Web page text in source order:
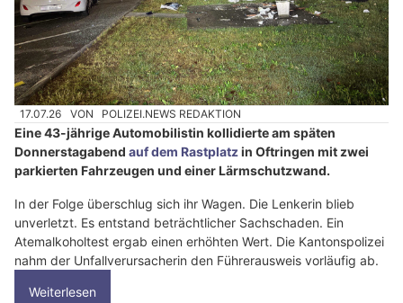
17.07.26 VON POLIZEI.NEWS REDAKTION
Eine 43-jährige Automobilistin kollidierte am späten
Donnerstagabend auf dem Rastplatzin Oftringen mit zwei
parkierten Fahrzeugen und einer Lärmschutzwand.
In der Folge überschlug sich ihr Wagen. Die Lenkerin blieb
unverletzt. Es entstand beträchtlicher Sachschaden. Ein
Atemalkoholtest ergab einen erhöhten Wert. Die Kantonspolizei
nahm der Unfallverursacherin den Führerausweis vorläufig ab.
Weiterlesen